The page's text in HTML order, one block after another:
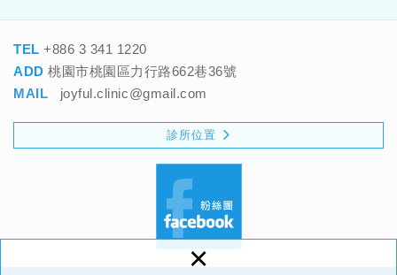
×
TEL +886 3 341 1220
ADD 桃園市桃園區力行路662巷36號
MAIL
joyful.clinic@gmail.com
診所位置